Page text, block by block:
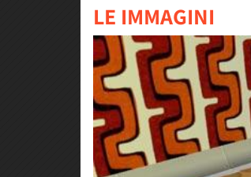
LE IMMAGINI